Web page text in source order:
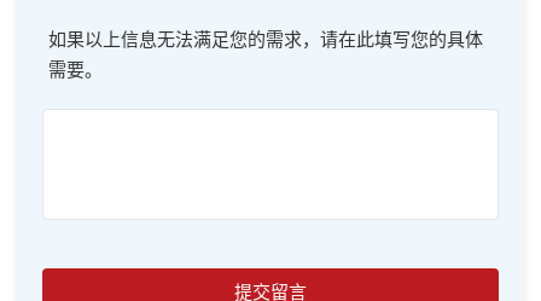
如果以上信息无法满足您的需求，请在此填写您的具体
需要。